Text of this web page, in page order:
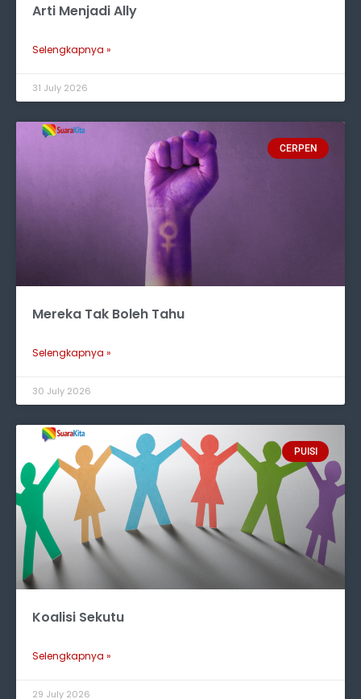
Arti Menjadi Ally
Selengkapnya »
31 July 2026
CERPEN
Mereka Tak Boleh Tahu
Selengkapnya »
30 July 2026
PUISI
Koalisi Sekutu
Selengkapnya »
29 July 2026